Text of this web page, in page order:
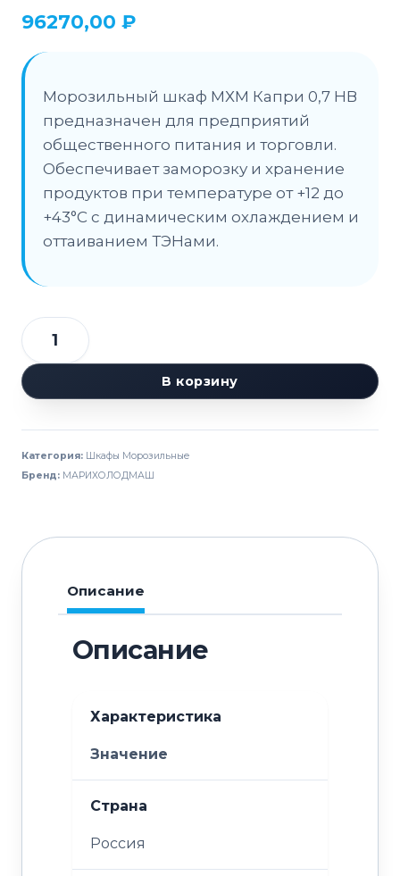
96270,00 ₽
Морозильный шкаф МХМ Капри 0,7 НВ
предназначен для предприятий
общественного питания и торговли.
Обеспечивает заморозку и хранение
продуктов при температуре от +12 до
+43°C с динамическим охлаждением и
оттаиванием ТЭНами.
Количество
товара
Шкаф
МАРИХОЛОДМАШ
Капри
В корзину
Категория: Шкафы Морозильные
Бренд: МАРИХОЛОДМАШ
Описание
Описание
Характеристика
Значение
Страна
Россия